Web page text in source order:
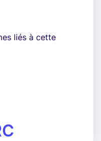
liés à cette